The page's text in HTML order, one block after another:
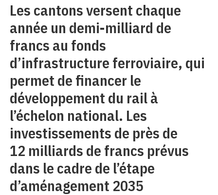
Les cantons versent chaque
année un demi-milliard de
francs au fonds
d’infrastructure ferroviaire, qui
permet de financer le
développement du rail à
l’échelon national. Les
investissements de près de
12 milliards de francs prévus
dans le cadre de l’étape
d’aménagement 2035